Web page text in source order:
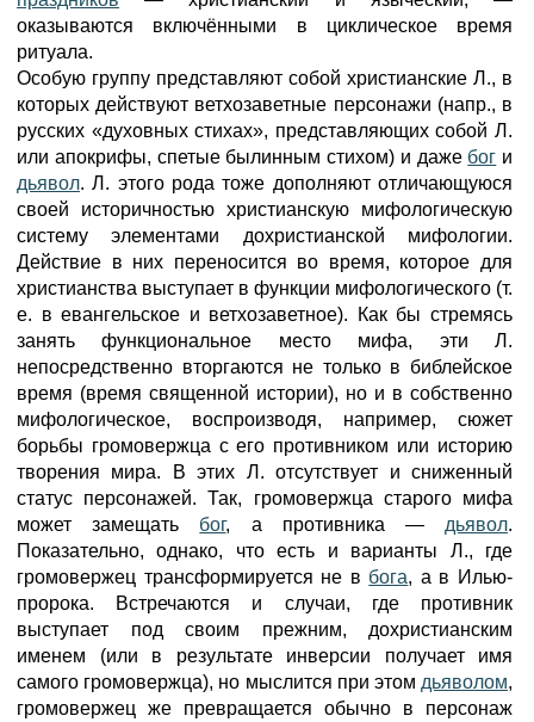
оказываются включёнными в циклическое время
ритуала.
Особую группу представляют собой христианские Л., в
которых действуют ветхозаветные персонажи (напр., в
русских «духовных стихах», представляющих собой Л.
или апокрифы, спетые былинным стихом) и даже бог и
дьявол. Л. этого рода тоже дополняют отличающуюся
своей историчностью христианскую мифологическую
систему элементами дохристианской мифологии.
Действие в них переносится во время, которое для
христианства выступает в функции мифологического (т.
е. в евангельское и ветхозаветное). Как бы стремясь
занять функциональное место мифа, эти Л.
непосредственно вторгаются не только в библейское
время (время священной истории), но и в собственно
мифологическое, воспроизводя, например, сюжет
борьбы громовержца с его противником или историю
творения мира. В этих Л. отсутствует и сниженный
статус персонажей. Так, громовержца старого мифа
может замещать бог, а противника — дьявол.
Показательно, однако, что есть и варианты Л., где
громовержец трансформируется не в бога, а в Илью-
пророка. Встречаются и случаи, где противник
выступает под своим прежним, дохристианским
именем (или в результате инверсии получает имя
самого громовержца), но мыслится при этом дьяволом,
громовержец же превращается обычно в персонаж